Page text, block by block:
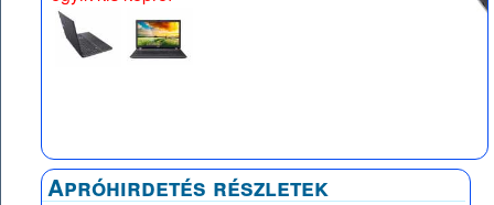
Apróhirdetés részletek